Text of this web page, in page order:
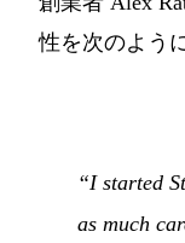
性を次のよう
“I started
as much